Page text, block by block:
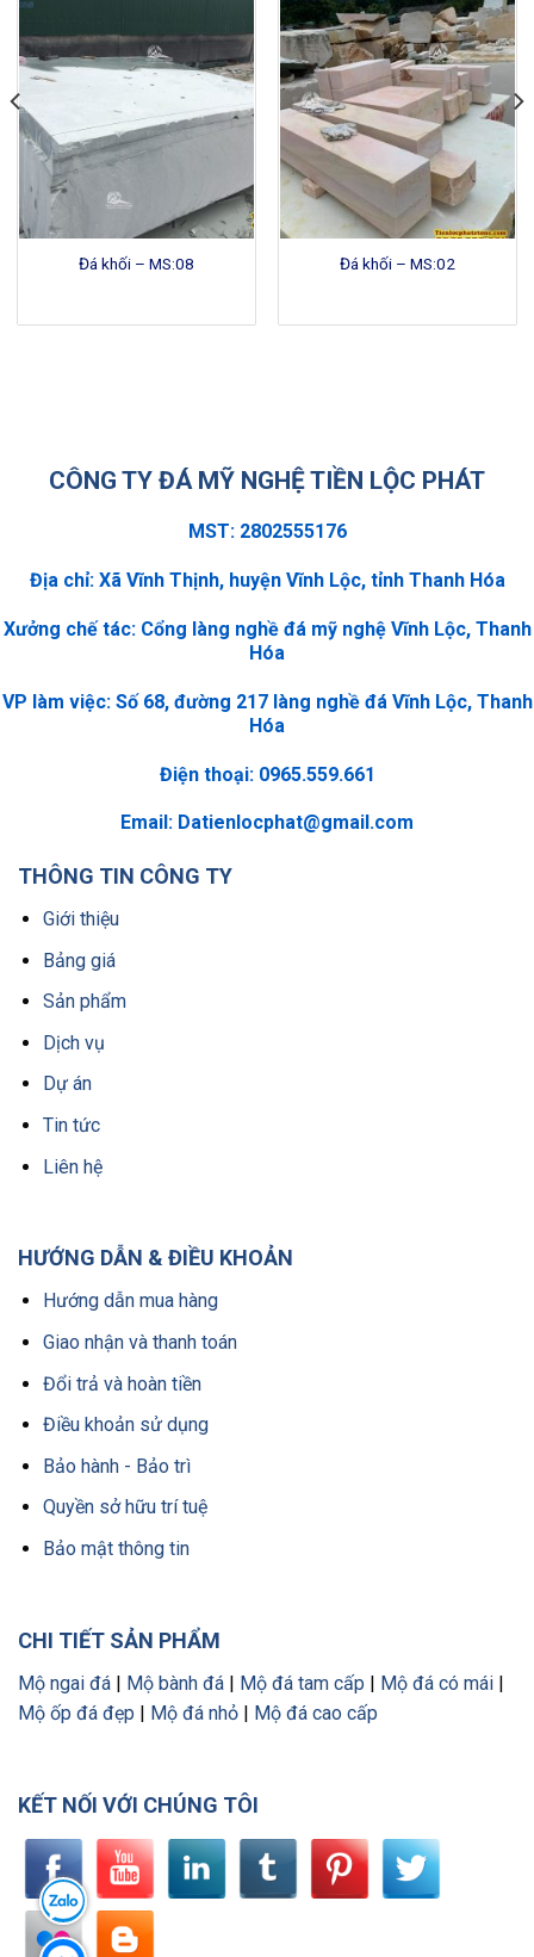
Đá khối – MS:08 Đá khối – MS:02
CÔNG TY ĐÁ MỸ NGHỆ TIỀN LỘC PHÁT
MST: 2802555176
Địa chỉ: Xã Vĩnh Thịnh, huyện Vĩnh Lộc, tỉnh Thanh Hóa
Xưởng chế tác: Cổng làng nghề đá mỹ nghệ Vĩnh Lộc, Thanh
Hóa
VP làm việc: Số 68, đường 217 làng nghề đá Vĩnh Lộc, Thanh
Hóa
Điện thoại: 0965.559.661
Email: Datienlocphat@gmail.com
THÔNG TIN CÔNG TY
Giới thiệu
Bảng giá
Sản phẩm
Dịch vụ
Dự án
Tin tức
Liên hệ
HƯỚNG DẪN & ĐIỀU KHOẢN
Hướng dẫn mua hàng
Giao nhận và thanh toán
Đổi trả và hoàn tiền
Điều khoản sử dụng
Bảo hành - Bảo trì
Quyền sở hữu trí tuệ
Bảo mật thông tin
CHI TIẾT SẢN PHẨM
Mộ ngai đá | Mộ bành đá | Mộ đá tam cấp | Mộ đá có mái |
Mộ ốp đá đẹp | Mộ đá nhỏ | Mộ đá cao cấp
KẾT NỐI VỚI CHÚNG TÔI